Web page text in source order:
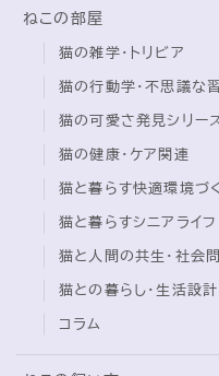
猫の雑学・トリビア
猫の行動学・不思議な習
猫の可愛さ発見シリー
猫の健康・ケア関連
猫と暮らす快適環境づく
猫と暮らすシニアライフ
猫と人間の共生・社会問
猫との暮らし・生活設計
コラム
ねこの飼い方